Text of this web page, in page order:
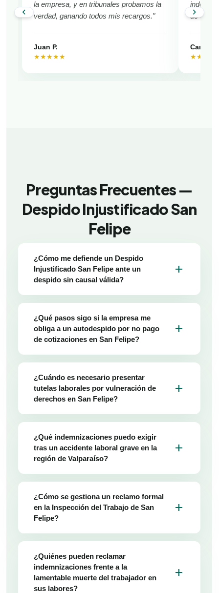
chevron_left
la empresa, y en tribunales probamos la
verdad, ganando todos mis recargos."
Juan P.
★★★★★
de San
Camila
chevron_right
Preguntas Frecuentes —
Despido Injustificado San
Felipe
¿Cómo me defiende un Despido
Injustificado San Felipe ante un
despido sin causal válida?
add
¿Qué pasos sigo si la empresa me
obliga a un autodespido por no pago
de cotizaciones en San Felipe?
add
¿Cuándo es necesario presentar
tutelas laborales por vulneración de
derechos en San Felipe?
add
¿Qué indemnizaciones puedo exigir
tras un accidente laboral grave en la
región de Valparaíso?
add
¿Cómo se gestiona un reclamo formal
en la Inspección del Trabajo de San
Felipe?
add
¿Quiénes pueden reclamar
indemnizaciones frente a la
lamentable muerte del trabajador en
sus labores?
add